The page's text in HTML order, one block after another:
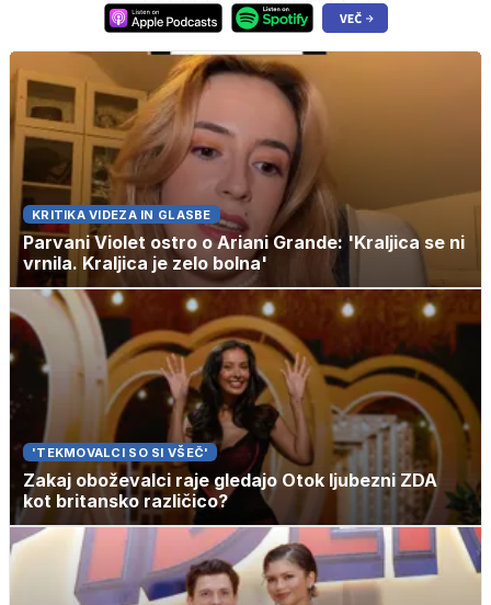
KRITIKA VIDEZA IN GLASBE
Parvani Violet ostro o Ariani Grande: 'Kraljica se ni
vrnila. Kraljica je zelo bolna'
'TEKMOVALCI SO SI VŠEČ'
Zakaj oboževalci raje gledajo Otok ljubezni ZDA
kot britansko različico?